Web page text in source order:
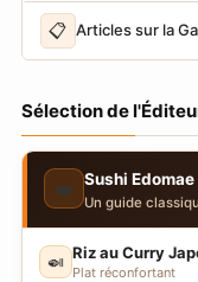
📋 Articles sur la
Sélection de
🍣 Sushi Edomae
Un guide
🍛 Riz au Curry
Plat réconfortant